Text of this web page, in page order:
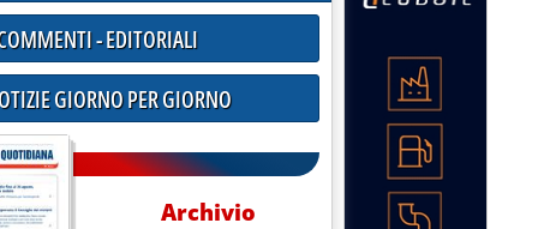
- EDITORIALI
GIORNO PER GIORNO
Archivio